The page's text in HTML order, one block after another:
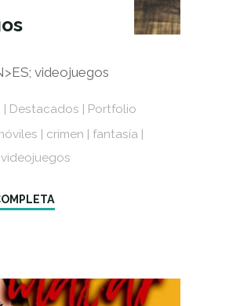
videojuegos
| Destacados | Portfolio
| crimen | fantasía|
videojuegos
"Videojuegos"